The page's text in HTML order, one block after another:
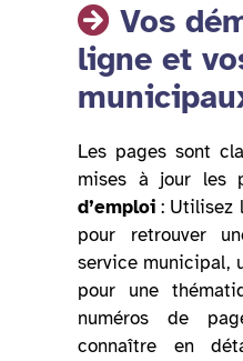
Vos
ligne et
Les pages sont
mises à jour les
d’emploi : Utilisez
pour retrouver
service municipal,
pour une
numéros de
connaître en